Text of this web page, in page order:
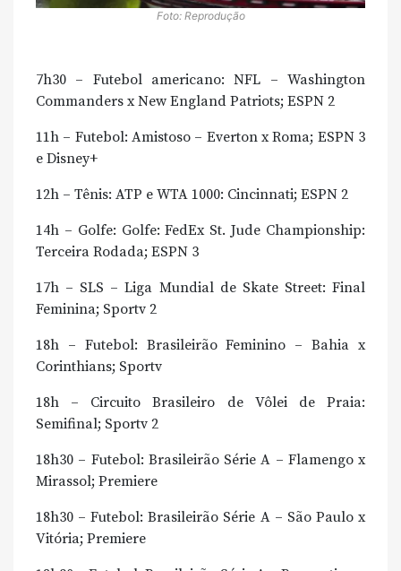
Foto: Reprodução
7h30 – Futebol americano: NFL – Washington
Commanders x New England Patriots; ESPN 2
11h – Futebol: Amistoso – Everton x Roma; ESPN 3
e Disney+
12h – Tênis: ATP e WTA 1000: Cincinnati; ESPN 2
14h – Golfe: Golfe: FedEx St. Jude Championship:
Terceira Rodada; ESPN 3
17h – SLS – Liga Mundial de Skate Street: Final
Feminina; Sportv 2
18h – Futebol: Brasileirão Feminino – Bahia x
Corinthians; Sportv
18h – Circuito Brasileiro de Vôlei de Praia:
Semifinal; Sportv 2
18h30 – Futebol: Brasileirão Série A – Flamengo x
Mirassol; Premiere
18h30 – Futebol: Brasileirão Série A – São Paulo x
Vitória; Premiere